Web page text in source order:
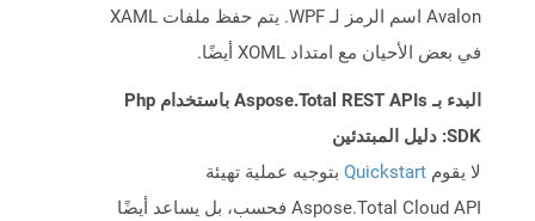
Avalon اسم الرمز لـ WPF. يتم حفظ ملفات XAML
في بعض الأحيان مع امتداد XOML أيضًا.
البدء بـ Aspose.Total REST APIs باستخدام Php
SDK: دليل المبتدئين
لا يقوم Quickstart بتوجيه عملية تهيئة
Aspose.Total Cloud API فحسب، بل يساعد أيضًا